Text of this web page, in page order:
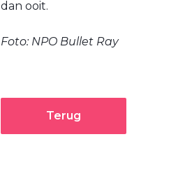
dan ooit.
Foto: NPO Bullet Ray
Terug